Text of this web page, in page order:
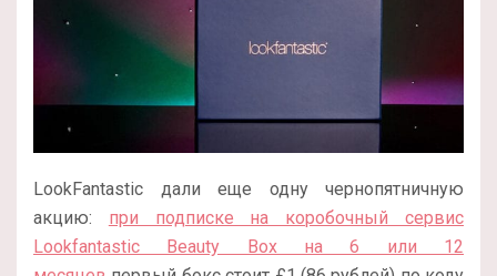
LookFantastic дали еще одну чернопятничную
акцию: при подписке на коробочный сервис
Lookfantastic Beauty Box на 6 или 12